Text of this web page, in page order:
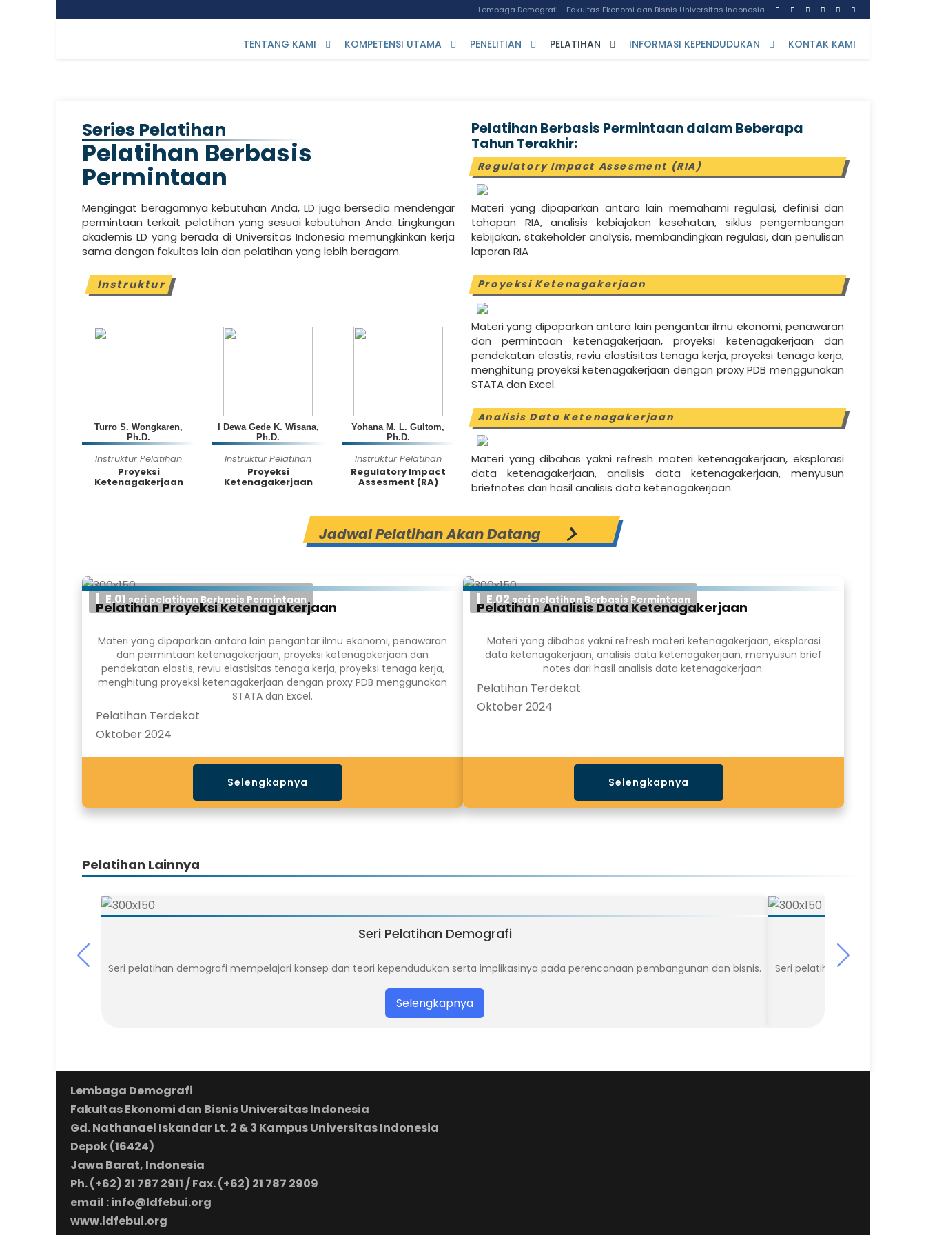
Lembaga Demografi - Fakultas Ekonomi dan Bisnis Universitas Indonesia
TENTANG KAMI KOMPETENSI UTAMA PENELITIAN PELATIHAN INFORMASI KEPENDUDUKAN KONTAK KAMI
Series Pelatihan
Pelatihan Berbasis
Permintaan
Mengingat beragamnya kebutuhan Anda, LD juga bersedia mendengar
permintaan terkait pelatihan yang sesuai kebutuhan Anda. Lingkungan
akademis LD yang berada di Universitas Indonesia memungkinkan kerja
sama dengan fakultas lain dan pelatihan yang lebih beragam.
Instruktur
Turro S. Wongkaren,
Ph.D.
Instruktur Pelatihan
Proyeksi
Ketenagakerjaan
I Dewa Gede K. Wisana,
Ph.D.
Instruktur Pelatihan
Proyeksi
Ketenagakerjaan
Yohana M. L. Gultom,
Ph.D.
Instruktur Pelatihan
Regulatory Impact
Assesment (RA)
Pelatihan Berbasis Permintaan dalam Beberapa
Tahun Terakhir:
Regulatory Impact Assesment (RIA)
Materi yang dipaparkan antara lain memahami regulasi, definisi dan
tahapan RIA, analisis kebiajakan kesehatan, siklus pengembangan
kebijakan, stakeholder analysis, membandingkan regulasi, dan penulisan
laporan RIA
Proyeksi Ketenagakerjaan
Materi yang dipaparkan antara lain pengantar ilmu ekonomi, penawaran
dan permintaan ketenagakerjaan, proyeksi ketenagakerjaan dan
pendekatan elastis, reviu elastisitas tenaga kerja, proyeksi tenaga kerja,
menghitung proyeksi ketenagakerjaan dengan proxy PDB menggunakan
STATA dan Excel.
Analisis Data Ketenagakerjaan
Materi yang dibahas yakni refresh materi ketenagakerjaan, eksplorasi
data ketenagakerjaan, analisis data ketenagakerjaan, menyusun
briefnotes dari hasil analisis data ketenagakerjaan.
Jadwal Pelatihan Akan Datang
E.01 seri pelatihan Berbasis Permintaan
Pelatihan Proyeksi Ketenagakerjaan
Materi yang dipaparkan antara lain pengantar ilmu ekonomi, penawaran
dan permintaan ketenagakerjaan, proyeksi ketenagakerjaan dan
pendekatan elastis, reviu elastisitas tenaga kerja, proyeksi tenaga kerja,
menghitung proyeksi ketenagakerjaan dengan proxy PDB menggunakan
STATA dan Excel.
Pelatihan Terdekat
Oktober 2024
Selengkapnya
E.02 seri pelatihan Berbasis Permintaan
Pelatihan Analisis Data Ketenagakerjaan
Materi yang dibahas yakni refresh materi ketenagakerjaan, eksplorasi
data ketenagakerjaan, analisis data ketenagakerjaan, menyusun brief
notes dari hasil analisis data ketenagakerjaan.
Pelatihan Terdekat
Oktober 2024
Selengkapnya
Pelatihan Lainnya
Seri Pelatihan Demografi
Seri pelatihan demografi mempelajari konsep dan teori kependudukan serta implikasinya pada perencanaan pembangunan dan bisnis.
Selengkapnya
Seri pelatihan survei
Lembaga Demografi
Fakultas Ekonomi dan Bisnis Universitas Indonesia
Gd. Nathanael Iskandar Lt. 2 & 3 Kampus Universitas Indonesia
Depok (16424)
Jawa Barat, Indonesia
Ph. (+62) 21 787 2911 / Fax. (+62) 21 787 2909
email : info@ldfebui.org
www.ldfebui.org